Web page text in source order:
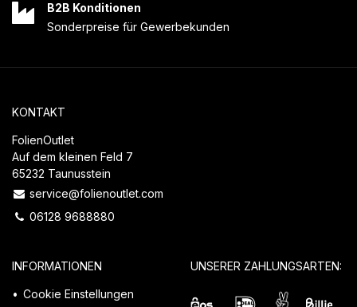
B2B Konditionen
Sonderpreise für Gewerbekunden
KONTAKT
FolienOutlet
Auf dem kleinen Feld 7
65232 Taunusstein
service@folienoutlet.com
06128 9688880
INFORMATIONEN
Cookie Einstellungen
UNSERER ZAHLUNGSARTEN: